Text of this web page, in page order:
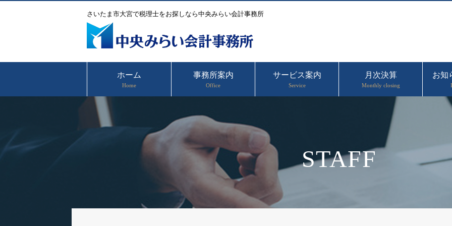
さいたま市大宮で税理士をお探しなら中央みらい会計事務所
ホーム
Home
事務所案内
Office
サービス案内
Service
月次決算
Monthly closing
お知
STAFF